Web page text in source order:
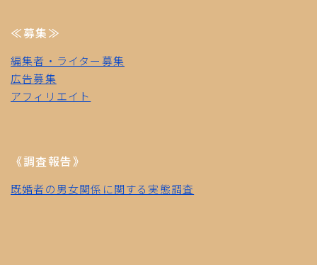
≪募集≫
編集者・ライター募集
広告募集
アフィリエイト
《調査報告》
既婚者の男女関係に関する実態調査